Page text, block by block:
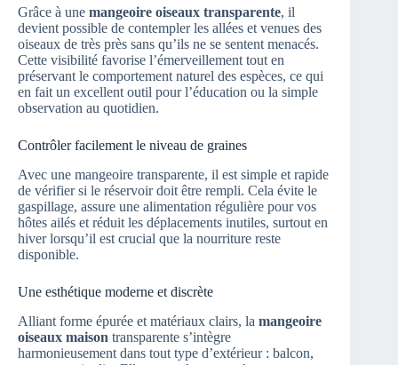
Grâce à une mangeoire oiseaux transparente, il
devient possible de contempler les allées et venues des
oiseaux de très près sans qu’ils ne se sentent menacés.
Cette visibilité favorise l’émerveillement tout en
préservant le comportement naturel des espèces, ce qui
en fait un excellent outil pour l’éducation ou la simple
observation au quotidien.
Contrôler facilement le niveau de graines
Avec une mangeoire transparente, il est simple et rapide
de vérifier si le réservoir doit être rempli. Cela évite le
gaspillage, assure une alimentation régulière pour vos
hôtes ailés et réduit les déplacements inutiles, surtout en
hiver lorsqu’il est crucial que la nourriture reste
disponible.
Une esthétique moderne et discrète
Alliant forme épurée et matériaux clairs, la mangeoire
oiseaux maison transparente s’intègre
harmonieusement dans tout type d’extérieur : balcon,